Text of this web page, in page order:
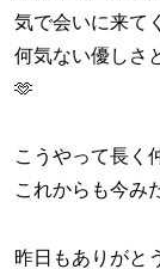
気で会いに来て
何気ない優しさ
🫶
こうやって長く
これからも今み
昨日もありがと